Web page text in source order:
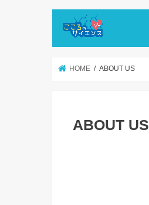
HOME ABOUT US
ABOUT US